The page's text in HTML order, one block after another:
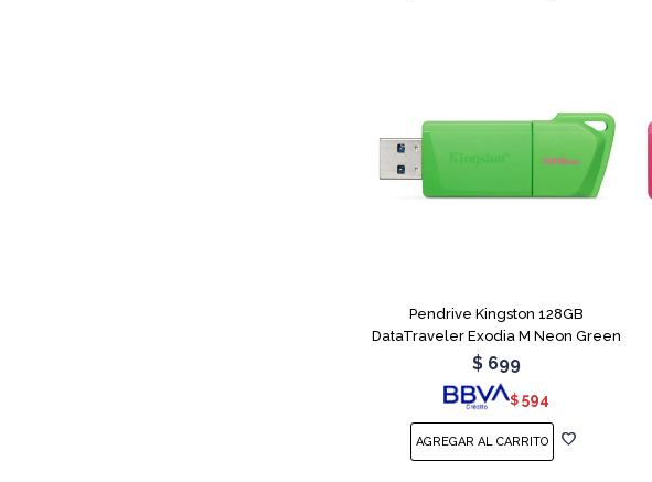
Pendrive Kingston 128GB
DataTraveler Exodia M Neon Green
$ 699
$ 594